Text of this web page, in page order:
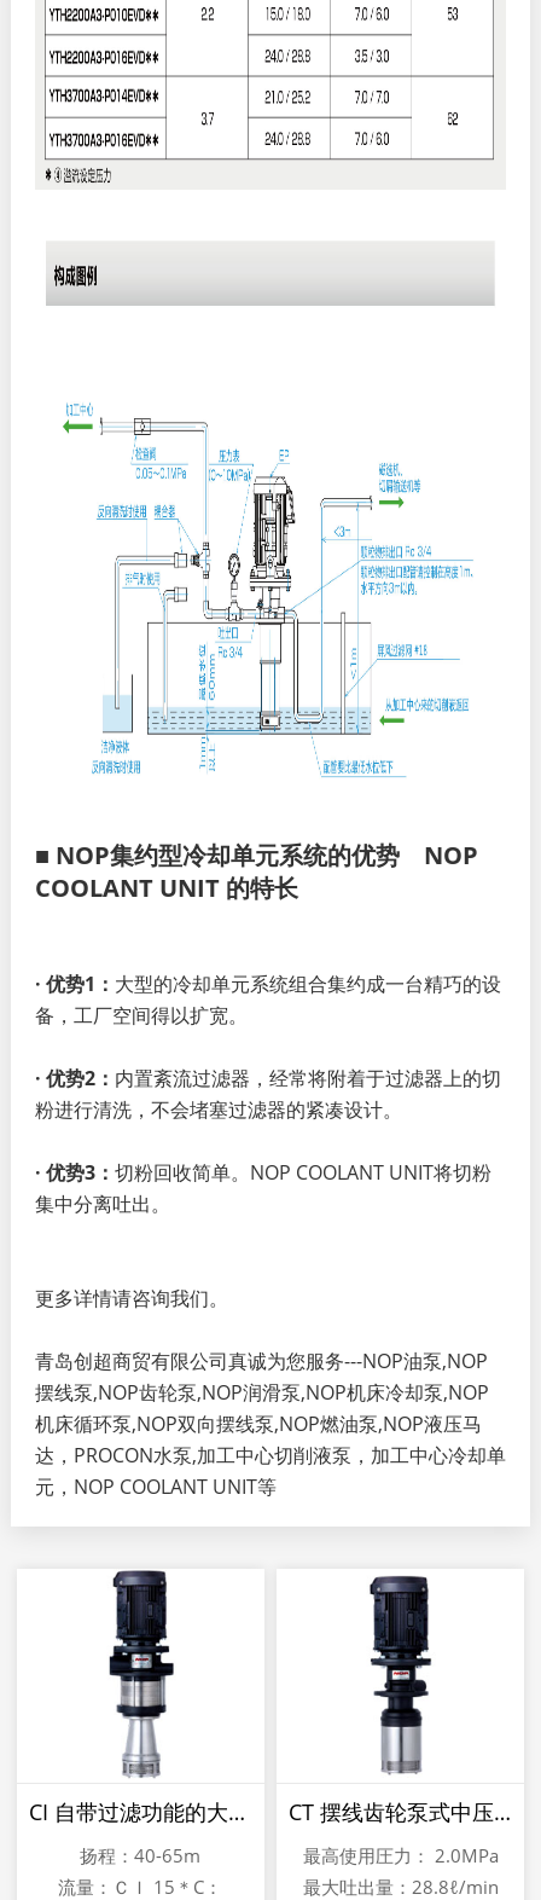
■ NOP集约型冷却单元系统的优势 NOP
COOLANT UNIT 的特长
· 优势1： 大型的冷却单元系统组合集约成一台精巧的设
备，工厂空间得以扩宽。
· 优势2： 内置紊流过滤器，经常将附着于过滤器上的切
粉进行清洗，不会堵塞过滤器的紧凑设计。
· 优势3： 切粉回收简单。NOP COOLANT UNIT将切粉
集中分离吐出。
更多详情请咨询我们。
青岛创超商贸有限公司真诚为您服务---NOP油泵,NOP
摆线泵,NOP齿轮泵,NOP润滑泵,NOP机床冷却泵,NOP
机床循环泵,NOP双向摆线泵,NOP燃油泵,NOP液压马
达，PROCON水泵,加工中心切削液泵，加工中心冷却单
元，NOP COOLANT UNIT等
CI 自带过滤功能的大流量低压冷却单元装
扬程：40-65m
流量：ＣＩ 15＊C：
CT 摆线齿轮泵式中压机床冷却泵NOP COOLA
最高使用圧力： 2.0MPa
最大吐出量：28.8ℓ/min